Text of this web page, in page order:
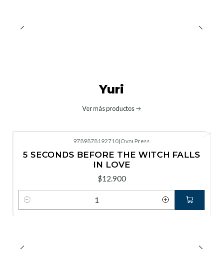
Yuri
Ver más productos
9789878192710|Ovni Press
5 SECONDS BEFORE THE WITCH FALLS
IN LOVE
$12.900
Cantidad